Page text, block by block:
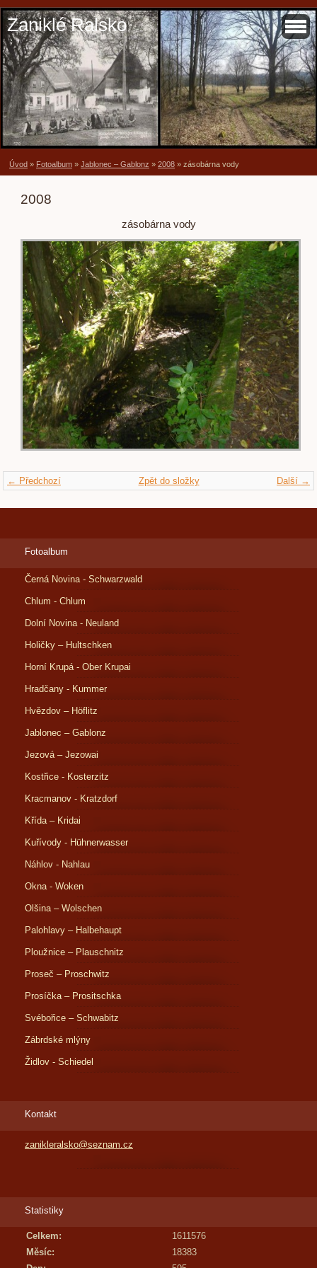
Zaniklé Ralsko
Úvod » Fotoalbum » Jablonec – Gablonz » 2008 » zásobárna vody
2008
zásobárna vody
← Předchozí Další →
Zpět do složky
Fotoalbum
Černá Novina - Schwarzwald
Chlum - Chlum
Dolní Novina - Neuland
Holičky – Hultschken
Horní Krupá - Ober Krupai
Hradčany - Kummer
Hvězdov – Höflitz
Jablonec – Gablonz
Jezová – Jezowai
Kostřice - Kosterzitz
Kracmanov - Kratzdorf
Křída – Kridai
Kuřívody - Hühnerwasser
Náhlov - Nahlau
Okna - Woken
Olšina – Wolschen
Palohlavy – Halbehaupt
Ploužnice – Plauschnitz
Proseč – Proschwitz
Prosíčka – Prositschka
Svébořice – Schwabitz
Zábrdské mlýny
Židlov - Schiedel
Kontakt
zanikleralsko@seznam.cz
Statistiky
Celkem:
1611576
Měsíc:
18383